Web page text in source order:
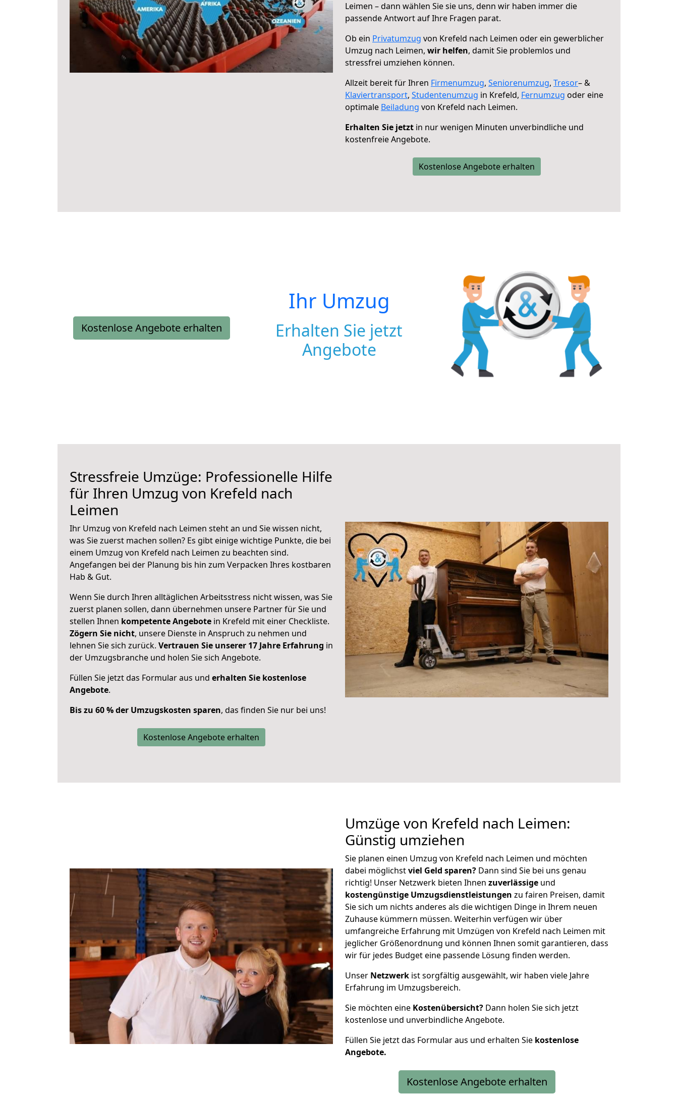
Leimen – dann wählen Sie sie uns, denn wir haben immer die
passende Antwort auf Ihre Fragen parat.
Ob ein Privatumzug von Krefeld nach Leimen oder ein gewerblicher
Umzug nach Leimen, wir helfen, damit Sie problemlos und
stressfrei umziehen können.
Allzeit bereit für Ihren Firmenumzug, Seniorenumzug, Tresor– &
Klaviertransport, Studentenumzug in Krefeld, Fernumzug oder eine
optimale Beiladung von Krefeld nach Leimen.
Erhalten Sie jetzt in nur wenigen Minuten unverbindliche und
kostenfreie Angebote.
Kostenlose Angebote erhalten
Kostenlose Angebote erhalten
Ihr Umzug
Erhalten Sie jetzt
Angebote
Stressfreie Umzüge: Professionelle Hilfe
für Ihren Umzug von Krefeld nach
Leimen
Ihr Umzug von Krefeld nach Leimen steht an und Sie wissen nicht,
was Sie zuerst machen sollen? Es gibt einige wichtige Punkte, die bei
einem Umzug von Krefeld nach Leimen zu beachten sind.
Angefangen bei der Planung bis hin zum Verpacken Ihres kostbaren
Hab & Gut.
Wenn Sie durch Ihren alltäglichen Arbeitsstress nicht wissen, was Sie
zuerst planen sollen, dann übernehmen unsere Partner für Sie und
stellen Ihnen kompetente Angebote in Krefeld mit einer Checkliste.
Zögern Sie nicht, unsere Dienste in Anspruch zu nehmen und
lehnen Sie sich zurück. Vertrauen Sie unserer 17 Jahre Erfahrung in
der Umzugsbranche und holen Sie sich Angebote.
Füllen Sie jetzt das Formular aus und erhalten Sie kostenlose
Angebote.
Bis zu 60 % der Umzugskosten sparen, das finden Sie nur bei uns!
Kostenlose Angebote erhalten
Umzüge von Krefeld nach Leimen:
Günstig umziehen
Sie planen einen Umzug von Krefeld nach Leimen und möchten
dabei möglichstviel Geld sparen? Dann sind Sie bei uns genau
richtig! Unser Netzwerk bieten Ihnen zuverlässige und
kostengünstige Umzugsdienstleistungen zu fairen Preisen, damit
Sie sich um nichts anderes als die wichtigen Dinge in Ihrem neuen
Zuhause kümmern müssen. Weiterhin verfügen wir über
umfangreiche Erfahrung mit Umzügen von Krefeld nach Leimen mit
jeglicher Größenordnung und können Ihnen somit garantieren, dass
wir für jedes Budget eine passende Lösung finden werden.
Unser Netzwerk ist sorgfältig ausgewählt, wir haben viele Jahre
Erfahrung im Umzugsbereich.
Sie möchten eine Kostenübersicht? Dann holen Sie sich jetzt
kostenlose und unverbindliche Angebote.
Füllen Sie jetzt das Formular aus und erhalten Sie kostenlose
Angebote.
Kostenlose Angebote erhalten